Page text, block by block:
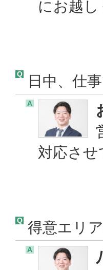
にお越
Q 日中、仕
A
対応さ
Q 得意エリ
A